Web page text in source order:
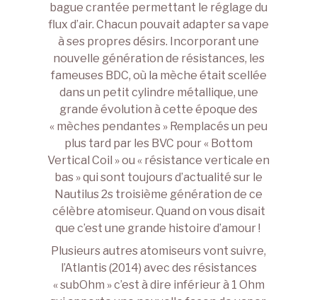
bague crantée permettant le réglage du
flux d’air. Chacun pouvait adapter sa vape
à ses propres désirs. Incorporant une
nouvelle génération de résistances, les
fameuses BDC, où la mèche était scellée
dans un petit cylindre métallique, une
grande évolution à cette époque des
« mèches pendantes » Remplacés un peu
plus tard par les BVC pour « Bottom
Vertical Coil » ou « résistance verticale en
bas » qui sont toujours d’actualité sur le
Nautilus 2s troisième génération de ce
célèbre atomiseur. Quand on vous disait
que c’est une grande histoire d’amour !
Plusieurs autres atomiseurs vont suivre,
l’Atlantis (2014) avec des résistances
« subOhm » c’est à dire inférieur à 1 Ohm